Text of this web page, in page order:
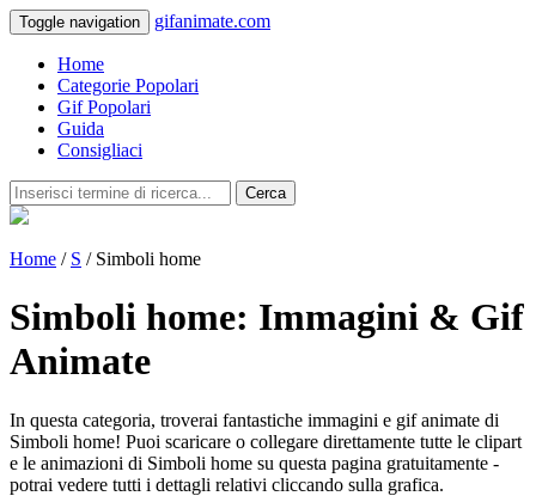
Toggle navigation gifanimate.com
Home
Categorie Popolari
Gif Popolari
Guida
Consigliaci
Cerca
Home / S / Simboli home
Simboli home: Immagini & Gif
Animate
In questa categoria, troverai fantastiche immagini e gif animate di
Simboli home! Puoi scaricare o collegare direttamente tutte le clipart
e le animazioni di Simboli home su questa pagina gratuitamente -
potrai vedere tutti i dettagli relativi cliccando sulla grafica.